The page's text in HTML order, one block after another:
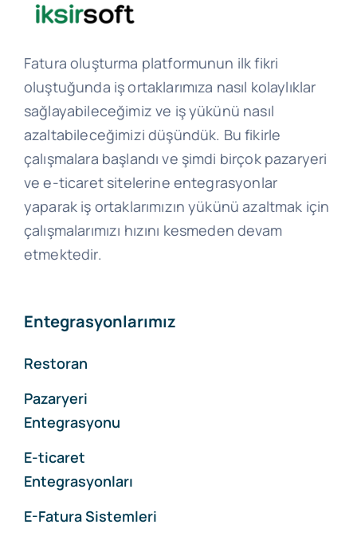
Fatura oluşturma platformunun ilk fikri
oluştuğunda iş ortaklarımıza nasıl kolaylıklar
sağlayabileceğimiz ve iş yükünü nasıl
azaltabileceğimizi düşündük. Bu fikirle
çalışmalara başlandı ve şimdi birçok pazaryeri
ve e-ticaret sitelerine entegrasyonlar
yaparak iş ortaklarımızın yükünü azaltmak için
çalışmalarımızı hızını kesmeden devam
etmektedir.
Entegrasyonlarımız
Restoran
Pazaryeri
Entegrasyonu
E-ticaret
Entegrasyonları
E-Fatura Sistemleri